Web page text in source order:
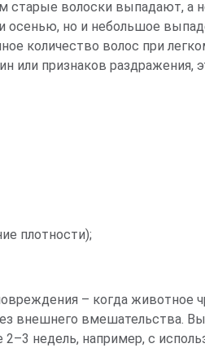
старые волоски выпадают, а
осенью, но и небольшое
количество волос при
или признаков раздражения,
плотности);
– когда животное
внешнего вмешательства.
2–3 недель, например, с